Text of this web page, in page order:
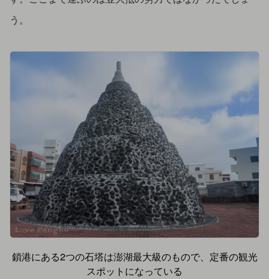
う。
鎖港にある2つの石塔は澎湖最大級のもので、定番の観光
スポットになっている